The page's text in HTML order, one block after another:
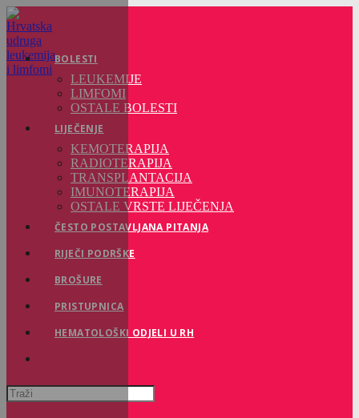
Preskoči
na
sadržaj
BOLESTI
LEUKEMIJE
LIMFOMI
OSTALE BOLESTI
LIJEČENJE
KEMOTERAPIJA
RADIOTERAPIJA
TRANSPLANTACIJA
IMUNOTERAPIJA
OSTALE VRSTE LIJEČENJA
ČESTO POSTAVLJANA PITANJA
RIJEČI PODRŠKE
BROŠURE
PRISTUPNICA
HEMATOLOŠKI ODJELI U RH
Pretražite
ovu